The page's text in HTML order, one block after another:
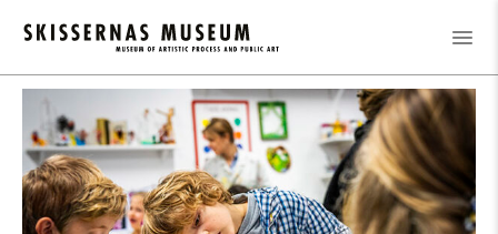
Kalender / Söndagsverkstad: Konst på väg